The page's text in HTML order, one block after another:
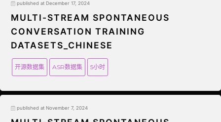
published at December 17, 2024
MULTI-STREAM SPONTANEOUS
CONVERSATION TRAINING
DATASETS_CHINESE
开源数据集 ASR数据集 5小时
published at November 7, 2024